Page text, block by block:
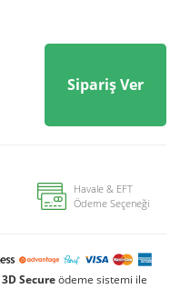
Sipariş Ver
Havale & EFT
Ödeme Seçeneği
3D Secureödeme sistemi ile